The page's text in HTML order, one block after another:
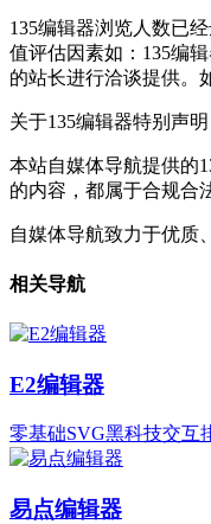
135编辑器浏览人数已
值评估因素如：135编
的站长进行洽谈提供。
关于135编辑器特别声明
本站自媒体导航提供的
的内容，都属于合规合
自媒体导航致力于优质
相关导航
E2编辑器
零基础SVG黑科技交互
易点编辑器